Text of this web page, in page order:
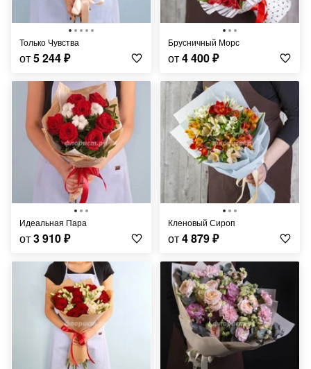
Только Чувства
от5 244₽
Брусничный Морс
от4 400₽
Идеальная Пара
от3 910₽
Кленовый Сироп
от4 879₽